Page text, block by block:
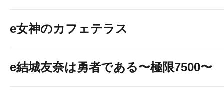
e女神のカフェテラス
e結城友奈は勇者である〜極限7500〜